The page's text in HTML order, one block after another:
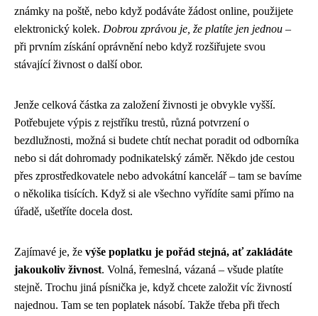
známky na poště, nebo když podáváte žádost online, použijete
elektronický kolek. Dobrou zprávou je, že platíte jen jednou –
při prvním získání oprávnění nebo když rozšiřujete svou
stávající živnost o další obor.
Jenže celková částka za založení živnosti je obvykle vyšší.
Potřebujete výpis z rejstříku trestů, různá potvrzení o
bezdlužnosti, možná si budete chtít nechat poradit od odborníka
nebo si dát dohromady podnikatelský záměr. Někdo jde cestou
přes zprostředkovatele nebo advokátní kancelář – tam se bavíme
o několika tisících. Když si ale všechno vyřídíte sami přímo na
úřadě, ušetříte docela dost.
Zajímavé je, že výše poplatku je pořád stejná, ať zakládáte
jakoukoliv živnost. Volná, řemeslná, vázaná – všude platíte
stejně. Trochu jiná písnička je, když chcete založit víc živností
najednou. Tam se ten poplatek násobí. Takže třeba při třech